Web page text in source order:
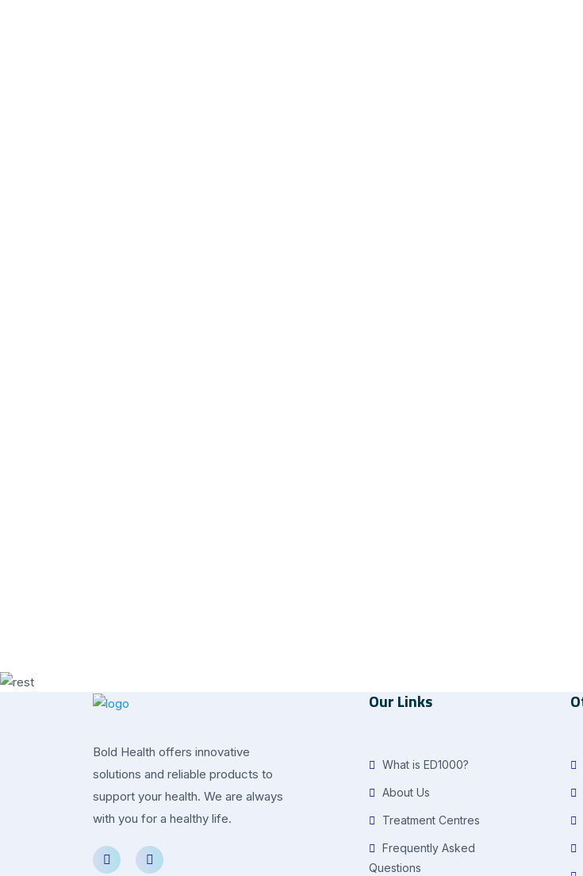
Bold Health offers innovative
solutions and reliable products to
support your health. We are always
with you for a healthy life.
Our Links
What is ED1000?
About Us
Treatment Centres
Frequently Asked
Questions